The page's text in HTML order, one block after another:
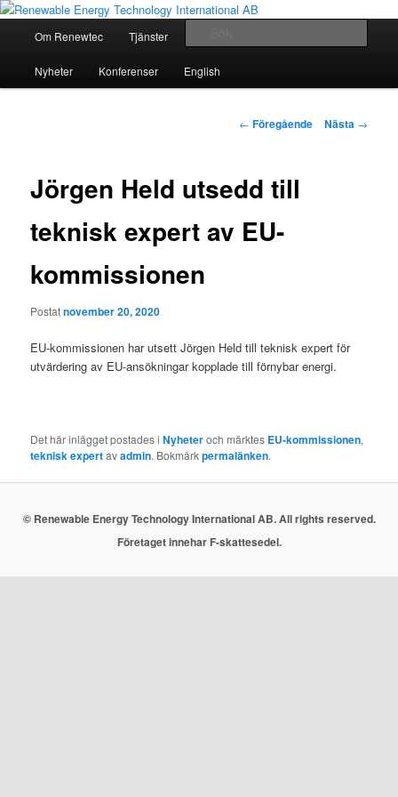
Renewable Energy Technology
For a better world
Hoppa
till
Om Renewtec Tjänster
Nyheter Konferenser English
Inläggsnavigering
← Föregående Nästa →
Jörgen Held utsedd till
teknisk expert av EU-
kommissionen
Postatnovember 20, 2020
EU-kommissionen har utsett Jörgen Held till teknisk expert för
utvärdering av EU-ansökningar kopplade till förnybar energi.
Det här inlägget postades iNyheteroch märktes EU-kommissionen,
teknisk expertavadmin. Bokmärkpermalänken.
© Renewable Energy Technology International AB. All rights reserved.
Företaget innehar F-skattesedel.